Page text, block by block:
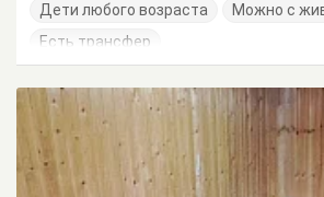
Дети любого возраста
Можно с
Есть трансфер